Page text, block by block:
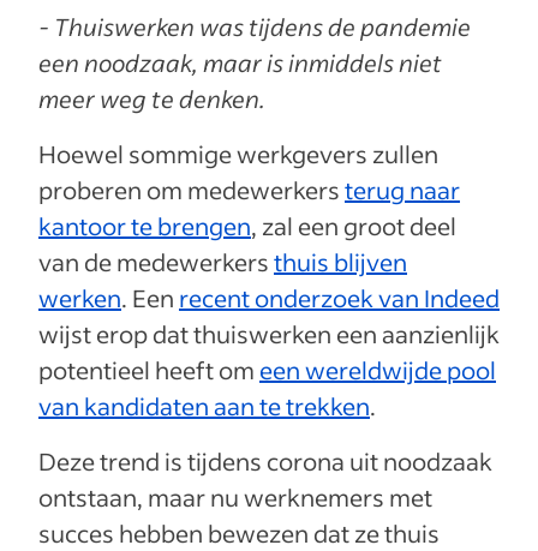
- Thuiswerken was tijdens de pandemie
een noodzaak, maar is inmiddels niet
meer weg te denken.
Hoewel sommige werkgevers zullen
proberen om medewerkersterug naar
kantoor te brengen, zal een groot deel
van de medewerkersthuis blijven
werken. Een recent onderzoek van Indeed
wijst erop dat thuiswerken een aanzienlijk
potentieel heeft om een wereldwijde pool
van kandidaten aan te trekken.
Deze trend is tijdens corona uit noodzaak
ontstaan, maar nu werknemers met
succes hebben bewezen dat ze thuis